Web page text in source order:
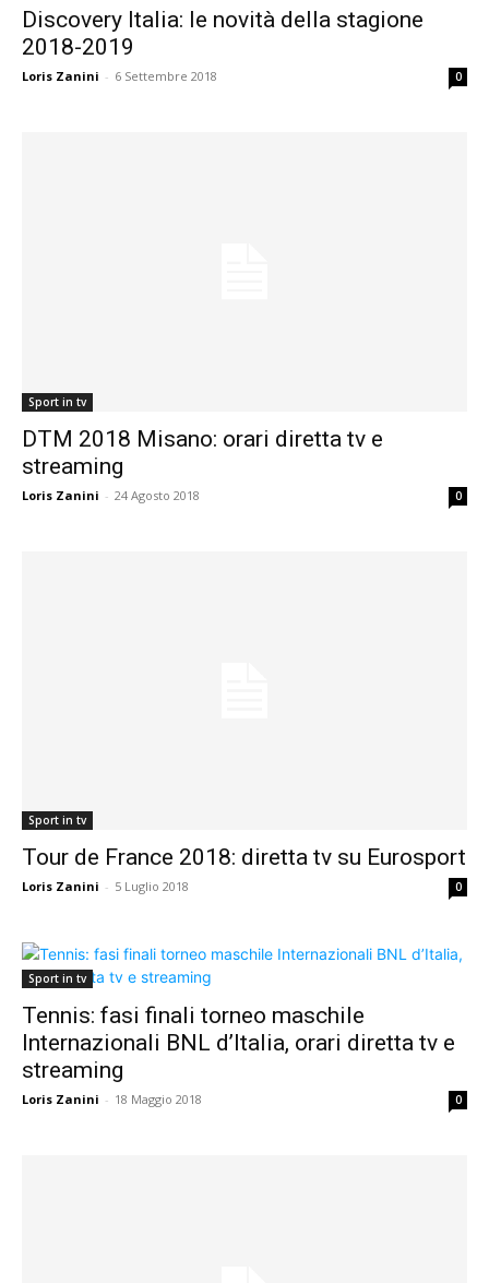
Discovery Italia: le novità della stagione
2018-2019
Loris Zanini - 6 Settembre 2018 0
Sport in tv
DTM 2018 Misano: orari diretta tv e
streaming
Loris Zanini - 24 Agosto 2018 0
Sport in tv
Tour de France 2018: diretta tv su Eurosport
Loris Zanini - 5 Luglio 2018 0
Sport in tv
Tennis: fasi finali torneo maschile
Internazionali BNL d’Italia, orari diretta tv e
streaming
Loris Zanini - 18 Maggio 2018 0